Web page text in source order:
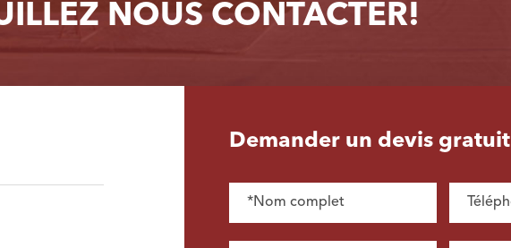
NOUS CONTACTER!
Demander un devis gratuit